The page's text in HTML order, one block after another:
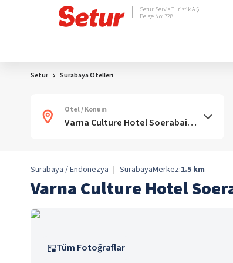
Setur Servis Turistik A.Ş.
Belge No: 728
Setur Surabaya Otelleri
Otel / Konum
Surabaya / Endonezya | SurabayaMerkez:1.5 km
Varna Culture Hotel
Tüm Fotoğraflar